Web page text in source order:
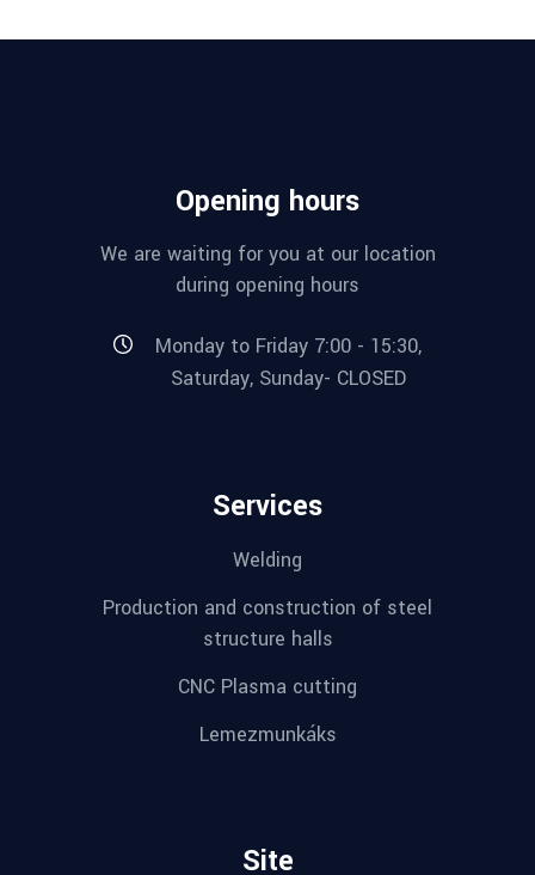
Opening hours
We are waiting for you at our location
during opening hours
Monday to Friday 7:00 - 15:30,
Saturday, Sunday- CLOSED
Services
Welding
Production and construction of steel
structure halls
CNC Plasma cutting
Lemezmunkáks
Site